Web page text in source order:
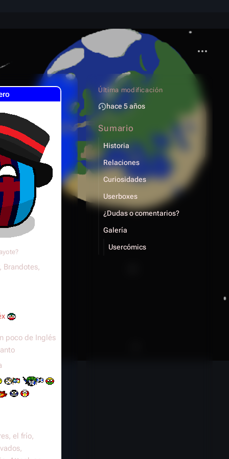
Brandotes,
poco de Inglés
el frío,
Última modificación
hace 5 años
Sumario
Historia
Relaciones
Curiosidades
Userboxes
¿Dudas o comentarios?
Galería
Usercómics